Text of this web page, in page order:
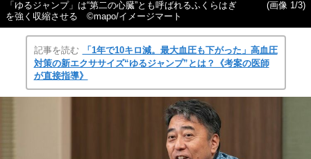
「ゆるジャンプ」は“第二の心臓”とも呼ばれるふくらはぎ
を強く収縮させる ©mapo/イメージマート
(画像 1/3)
記事を読む
「1年で10キロ減。最大血圧も下がった」高血圧
対策の新エクササイズ“ゆるジャンプ”とは？《考案の医師
が直接指導》